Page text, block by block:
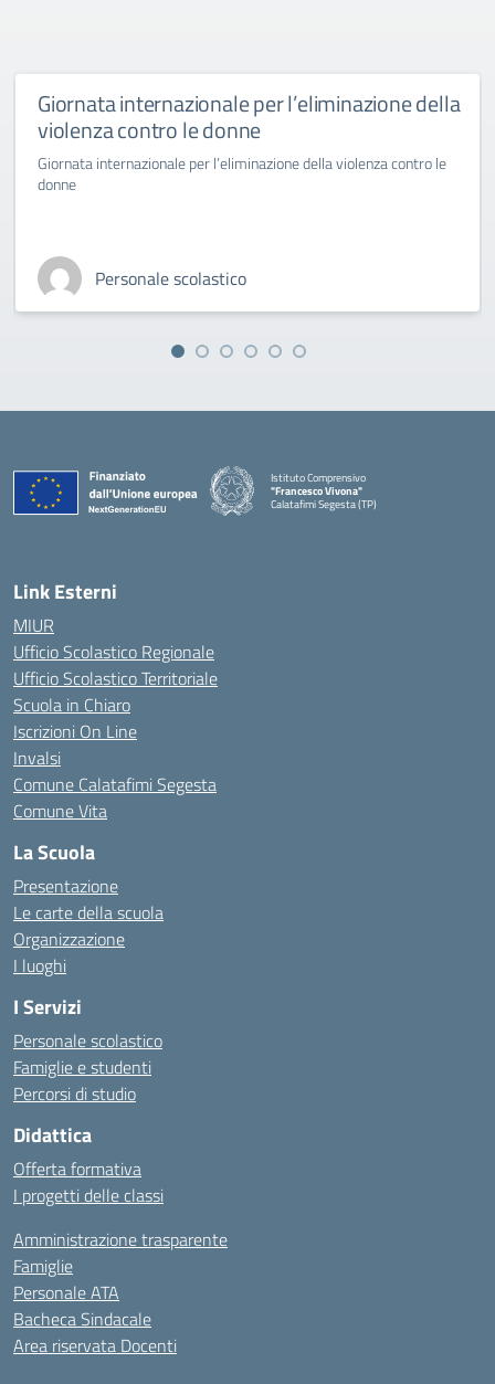
Giornata internazionale per l’eliminazione della
violenza contro le donne
Giornata internazionale per l’eliminazione della violenza contro le
donne
Personale scolastico
Istituto Comprensivo
"Francesco Vivona"
Calatafimi Segesta (TP)
— Visita la pagina iniziale della scuola
Link Esterni
MIUR
Ufficio Scolastico Regionale
Ufficio Scolastico Territoriale
Scuola in Chiaro
Iscrizioni On Line
Invalsi
Comune Calatafimi Segesta
Comune Vita
La Scuola
Presentazione
Le carte della scuola
Organizzazione
I luoghi
I Servizi
Personale scolastico
Famiglie e studenti
Percorsi di studio
Didattica
Offerta formativa
I progetti delle classi
Amministrazione trasparente
Famiglie
Personale ATA
Bacheca Sindacale
Area riservata Docenti